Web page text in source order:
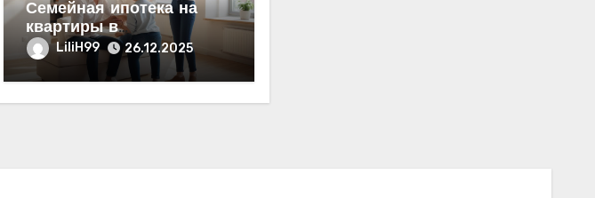
Семейная ипотека на
квартиры в
новостройках с ставкой
от 6% от застройщика
LiliH99 26.12.2025